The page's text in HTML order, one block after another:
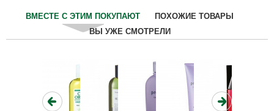
ВМЕСТЕ С ЭТИМ ПОКУПАЮТ
ПОХОЖИЕ ТОВАРЫ
ВЫ УЖЕ СМОТРЕЛИ